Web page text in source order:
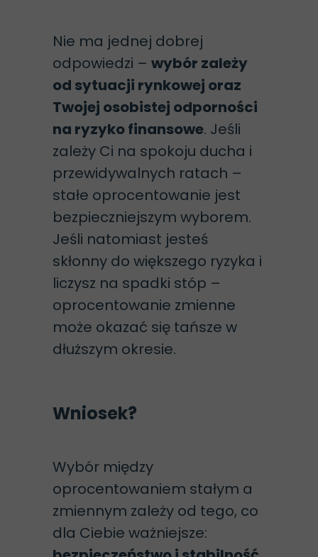
Nie ma jednej dobrej
odpowiedzi – wybór zależy
od sytuacji rynkowej oraz
Twojej osobistej odporności
na ryzyko finansowe. Jeśli
zależy Ci na spokoju ducha i
przewidywalnych ratach –
stałe oprocentowanie jest
bezpieczniejszym wyborem.
Jeśli natomiast jesteś
skłonny do większego ryzyka i
liczysz na spadki stóp –
oprocentowanie zmienne
może okazać się tańsze w
dłuższym okresie.
Wniosek?
Wybór między
oprocentowaniem stałym a
zmiennym zależy od tego, co
dla Ciebie ważniejsze: